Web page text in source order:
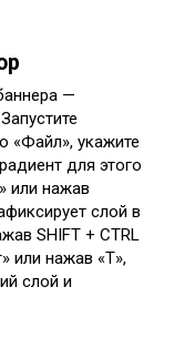
—
«Файл», укажите
для этого
или нажав
слой в
SHIFT + CTRL
или нажав «Т»,
слой и